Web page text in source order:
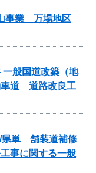
事業 万場地区
一般国道改築（地
車道 道路改良工
/県単 舗装道補修
事に関する一般